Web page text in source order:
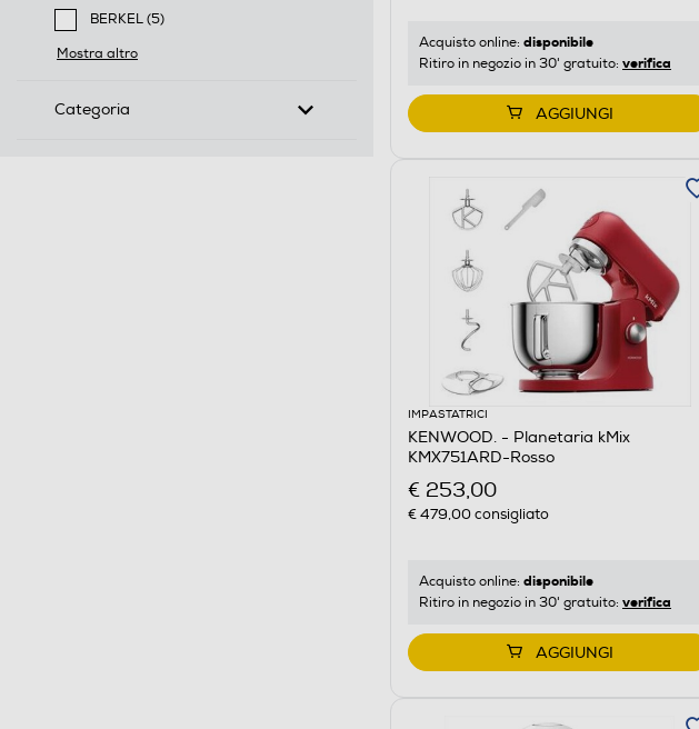
Filtra per Marca: BEKO
BERKEL (5)
Filtra per Marca: BERKEL
Mostra altro
Categoria
Acquisto online: disponibile
Ritiro in negozio in 30' gratuito: verifica
AGGIUNGI
IMPASTATRICI
KENWOOD. - Planetaria kMix
KMX751ARD-Rosso
€ 253,00
€ 479,00consigliato
Acquisto online: disponibile
Ritiro in negozio in 30' gratuito: verifica
AGGIUNGI